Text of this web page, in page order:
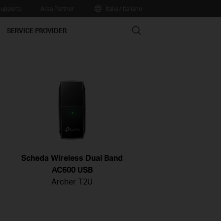
SERVICE PROVIDER Search
Scheda Wireless Dual Band
AC600 USB
Archer T2U